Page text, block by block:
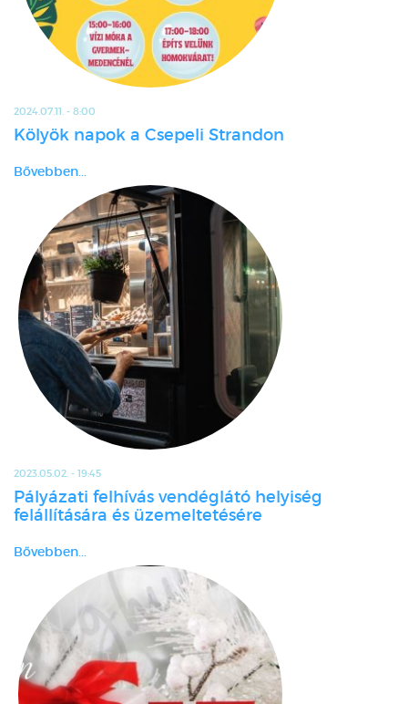
2024.07.11. - 8:00
Kölyök napok a Csepeli Strandon
Bővebben...
2023.05.02. - 19:45
Pályázati felhívás vendéglátó helyiség
felállítására és üzemeltetésére
Bővebben...